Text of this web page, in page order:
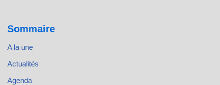
Sommaire
A la une
Actualités
Agenda